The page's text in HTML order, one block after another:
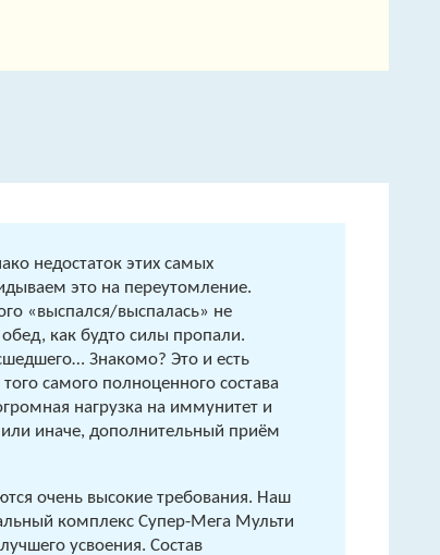
недостаток этих самых
это на переутомление.
«выспался/выспалась» не
как будто силы пропали.
Знакомо? Это и есть
самого полноценного состава
нагрузка на иммунитет и
иначе, дополнительный приём
очень высокие требования. Наш
комплекс Супер-Мега Мульти
усвоения. Состав